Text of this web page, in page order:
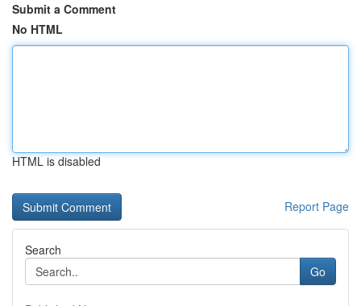
Submit a Comment
No HTML
HTML is disabled
Report Page
Search
Go